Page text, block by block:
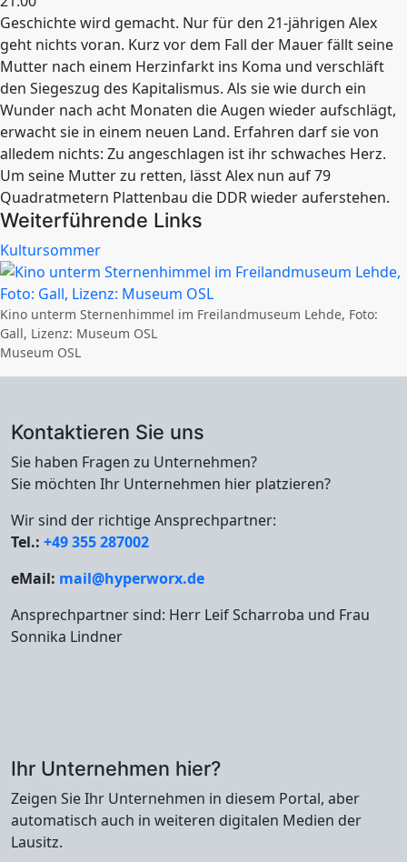
Geschichte wird gemacht. Nur für den 21-jährigen Alex
geht nichts voran. Kurz vor dem Fall der Mauer fällt seine
Mutter nach einem Herzinfarkt ins Koma und verschläft
den Siegeszug des Kapitalismus. Als sie wie durch ein
Wunder nach acht Monaten die Augen wieder aufschlägt,
erwacht sie in einem neuen Land. Erfahren darf sie von
alledem nichts: Zu angeschlagen ist ihr schwaches Herz.
Um seine Mutter zu retten, lässt Alex nun auf 79
Quadratmetern Plattenbau die DDR wieder auferstehen.
Weiterführende Links
Kultursommer
Kino unterm Sternenhimmel im Freilandmuseum Lehde, Foto:
Gall, Lizenz: Museum OSL
Museum OSL
Kontaktieren Sie uns
Sie haben Fragen zu Unternehmen?
Sie möchten Ihr Unternehmen hier platzieren?
Wir sind der richtige Ansprechpartner:
Tel.: +49 355 287002
eMail: mail@hyperworx.de
Ansprechpartner sind: Herr Leif Scharroba und Frau
Sonnika Lindner
Ihr Unternehmen hier?
Zeigen Sie Ihr Unternehmen in diesem Portal, aber
automatisch auch in weiteren digitalen Medien der
Lausitz.